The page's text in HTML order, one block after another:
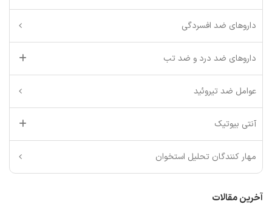
داروهای ضد افسردگی
داروهای ضد درد و ضد تب
عوامل ضد تیروئید
آنتی بیوتیک
مهار کنندگان تحلیل استخوان
آخرین مقالات